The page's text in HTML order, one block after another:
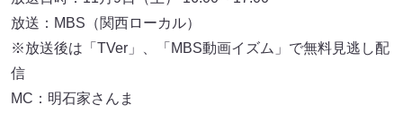
放送：MBS（関西ローカル）
※放送後は「TVer」、「MBS動画イズム」で無料見逃し配
信
MC：明石家さんま